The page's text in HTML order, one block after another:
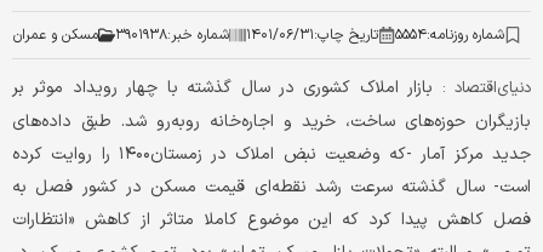
شماره روزنامه:۵۵۵۴ تاریخ چاپ:۱۴۰۱/۰۶/۳۱ شماره خبر:۳۹۰۱۹۳۸ مسکن و عمران
دنیای‌اقتصاد : بازار املاک کشوری در سال گذشته با چهار رویداد موثر بر
بازیگران حوزه‌های ساخت، خرید و اجاره‌خانه روبه‌رو شد. طبق داده‌های
جدید مرکز آمار -که وضعیت نبض املاک در زمستان۱۴۰۰ را روایت کرده
است- سال گذشته سرعت رشد نقطه‌ای قیمت مسکن در کشور فصل به
فصل کاهش پیدا کرد که این موضوع کاملا متاثر از کاهش «انتظارات